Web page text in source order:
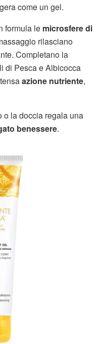
come un gel.
formula le microsfere di
rilasciano
Completano la
di Pesca e Albicocca
azione nutriente,
o la doccia regala una
benessere.